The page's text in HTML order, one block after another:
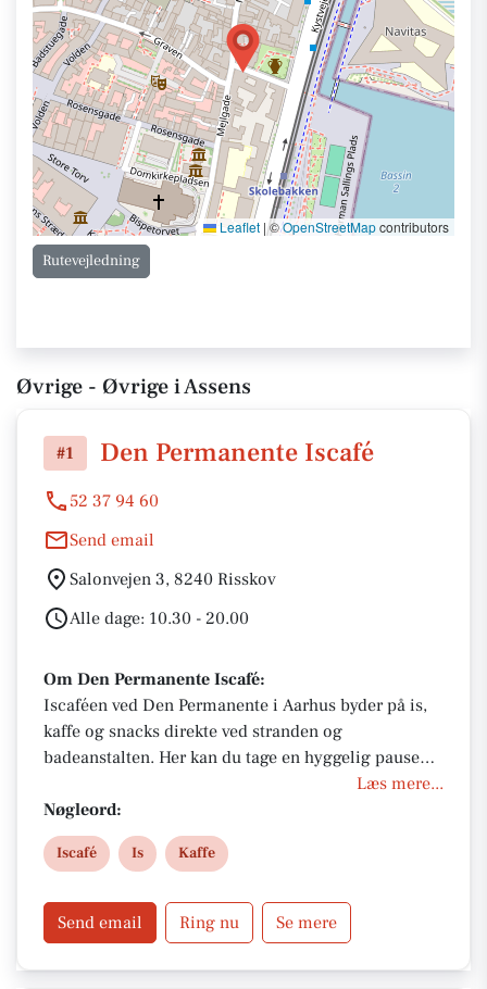
Leaflet |©OpenStreetMapcontributors
Rutevejledning
Øvrige - Øvrige i Assens
#1 Den Permanente Iscafé
52 37 94 60
Send email
Salonvejen 3, 8240 Risskov
Alle dage: 10.30 - 20.00
Om Den Permanente Iscafé:
Iscaféen ved Den Permanente i Aarhus byder på is,
kaffe og snacks direkte ved stranden og
badeanstalten. Her kan du tage en hyggelig pause
med havudsigt, frisk luft og afslappet stemning tæt
på vandet.
Læs mere...
Nøgleord:
Iscafé Is Kaffe
Send email Ring nu Se mere